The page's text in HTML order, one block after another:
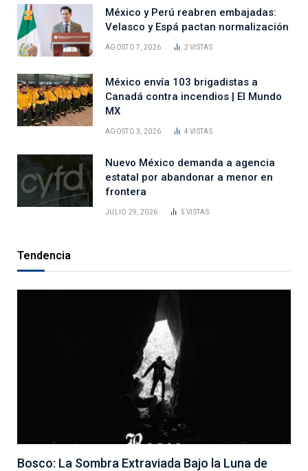
México y Perú reabren embajadas:
Velasco y Espá pactan normalización
AGOSTO 7, 2026 2VISTAS
México envía 103 brigadistas a
Canadá contra incendios | El Mundo
MX
AGOSTO 3, 2026 4VISTAS
Nuevo México demanda a agencia
estatal por abandonar a menor en
frontera
JULIO 29, 2026 5VISTAS
Tendencia
Bosco: La Sombra Extraviada Bajo la Luna de